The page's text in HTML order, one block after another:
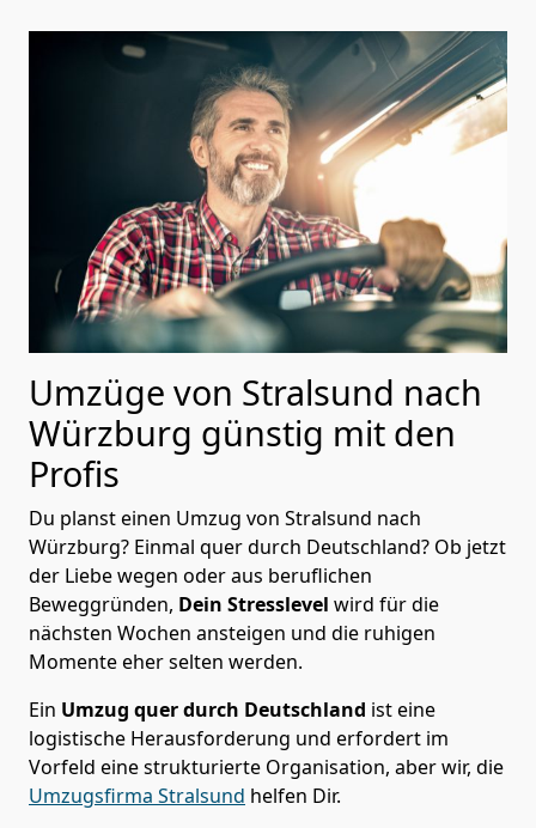
Umzüge von Stralsund nach
Würzburg günstig mit den
Profis
Du planst einen Umzug von Stralsund nach
Würzburg? Einmal quer durch Deutschland? Ob jetzt
der Liebe wegen oder aus beruflichen
Beweggründen, Dein Stresslevel wird für die
nächsten Wochen ansteigen und die ruhigen
Momente eher selten werden.
Ein Umzug quer durch Deutschland ist eine
logistische Herausforderung und erfordert im
Vorfeld eine strukturierte Organisation, aber wir, die
Umzugsfirma Stralsund helfen Dir.